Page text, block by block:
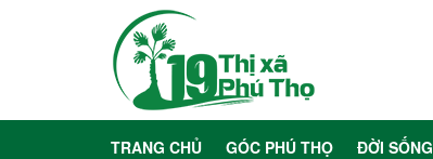
TRANG CHỦ GÓC PHÚ THỌ ĐỜI SỐNG